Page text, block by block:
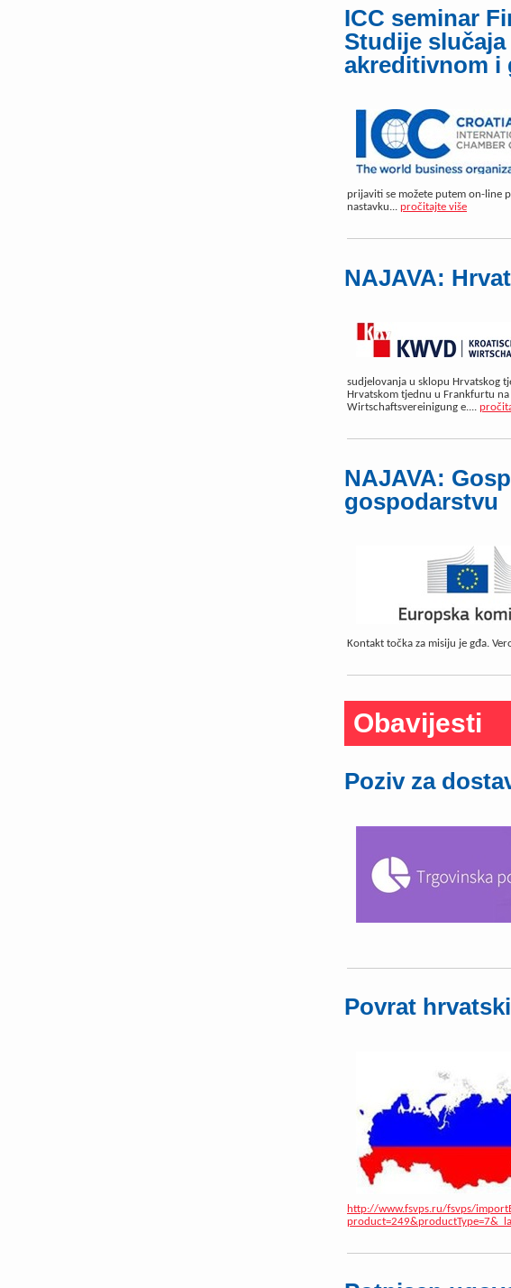
ICC seminar
Studije
akreditivnom i
prijaviti se možete putem on-line
nastavku... pročitajte više
NAJAVA:
sudjelovanja u sklopu Hrvatskog
Hrvatskom tjednu u Frankfurtu
Wirtschaftsvereinigung e....
NAJAVA:
gospodarstvu
Kontakt točka za misiju je gđa.
Obavijesti
Poziv za
Povrat
http://www.fsvps.ru/fsvps/